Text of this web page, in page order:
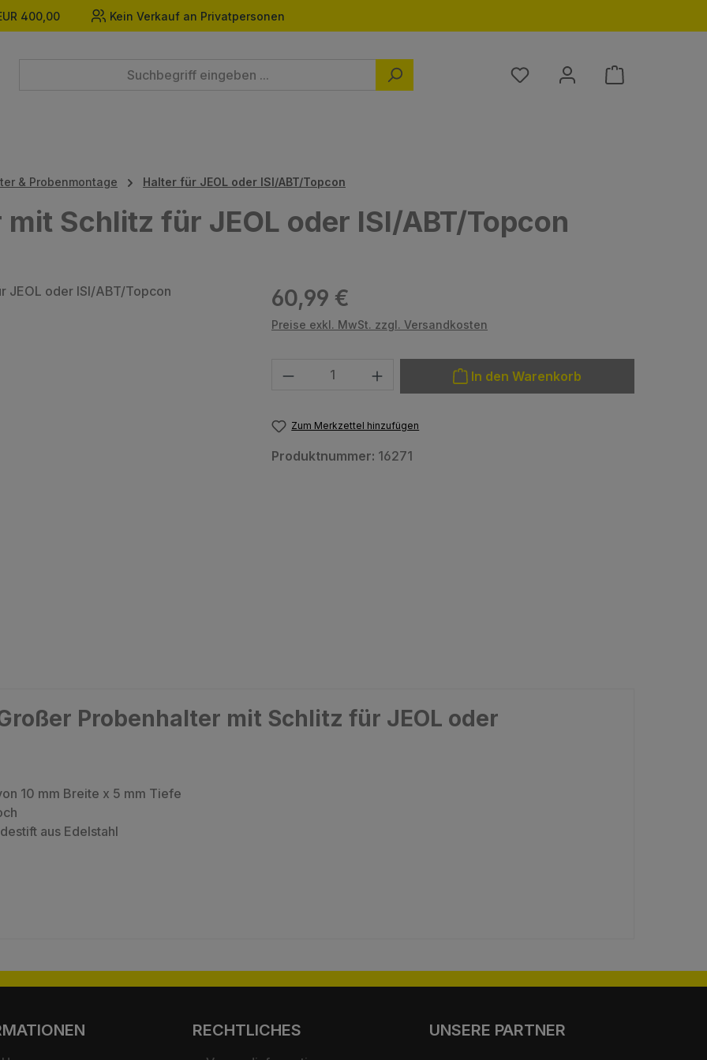
400,00 Kein Verkauf an Privatpersonen
Du hast 0 Produkte auf dem
& Probenmontage Halter für JEOL oder ISI/ABT/Topcon
Schlitz für JEOL oder ISI/ABT/Topcon
Regulärer Preis:
60,99 €
Preise exkl. MwSt. zzgl. Versandkosten
Produkt Anzahl: Gib den gewünschten Wert ein oder benutze die
In den Warenkorb
Zum Merkzettel hinzufügen
Produktnummer: 16271
Probenhalter mit Schlitz für JEOL oder
10 mm Breite x 5 mm Tiefe
aus Edelstahl
RECHTLICHES UNSERE PARTNER